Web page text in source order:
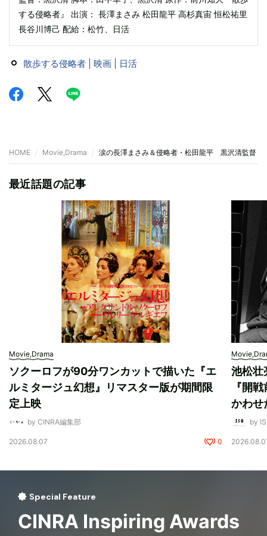
する侵略者』 出演： 長澤まさみ 松田龍平 高杉真宙 恒松祐里
長谷川博己 配給：松竹、日活
散歩する侵略者 | 映画 | 日活
HOME Movie,Drama 涙の長澤まさみ＆侵略者・松田龍平 黒沢清監督『
最近話題の記事
Movie,Drama
ソクーロフが90分ワンカットで描いた『エ
ルミタージュ幻想』リマスター版が期間限
定上映
by CINRA編集部
2026.08.07 0
池松壮
『開
かわせ
by
Special Feature
CINRA Inspiring Awards